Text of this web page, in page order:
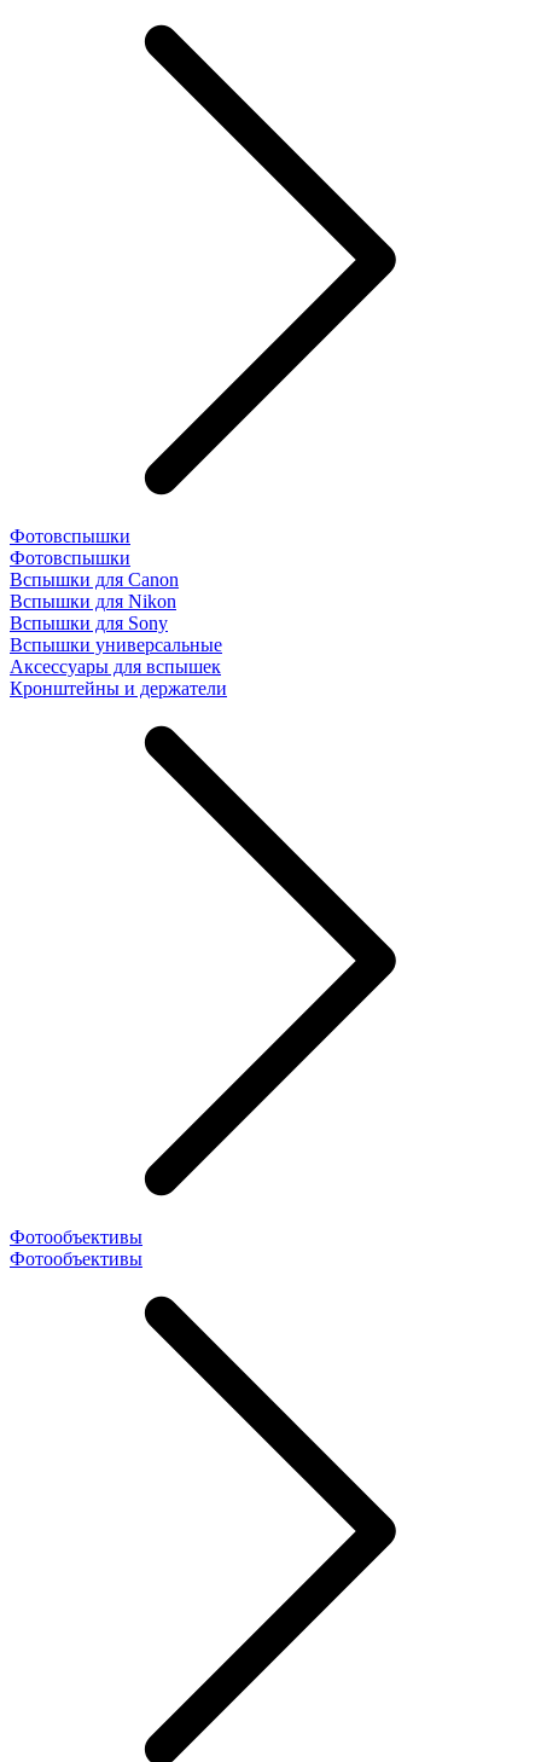
Фотовспышки
Фотовспышки
Вспышки для Canon
Вспышки для Nikon
Вспышки для Sony
Вспышки универсальные
Аксесcуары для вспышек
Кронштейны и держатели
Фотообъективы
Фотообъективы